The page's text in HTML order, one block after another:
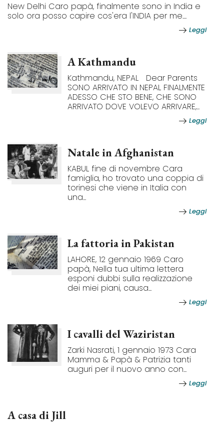
New Delhi Caro papà, finalmente sono in India e
solo ora posso capire cos'era l'INDIA per me....
Leggi
A Kathmandu
Kathmandu, NEPAL Dear Parents
SONO ARRIVATO IN NEPAL FINALMENTE
ADESSO CHE STO BENE, CHE SONO
ARRIVATO DOVE VOLEVO ARRIVARE,...
Leggi
Natale in Afghanistan
KABUL fine di novembre Cara
famiglia, ho trovato una coppia di
torinesi che viene in Italia con
una...
Leggi
La fattoria in Pakistan
LAHORE, 12 gennaio 1969 Caro
papà, Nella tua ultima lettera
esponi dubbi sulla realizzazione
dei miei piani, causa...
Leggi
I cavalli del Waziristan
Zarki Nasrati, 1 gennaio 1973 Cara
Mamma & Papà & Patrizia tanti
auguri per il nuovo anno con...
Leggi
A casa di Jill